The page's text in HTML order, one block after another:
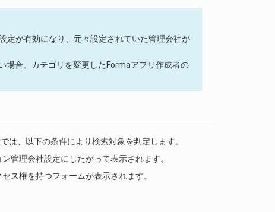
定が有効になり、元々設定されていた管理会社が
場合、カテゴリを変更したFormaアプリ作成者の
は、以下の条件により検索対象を判定します。
管理会社設定にしたがって表示されます。
ス権を持つフォームが表示されます。